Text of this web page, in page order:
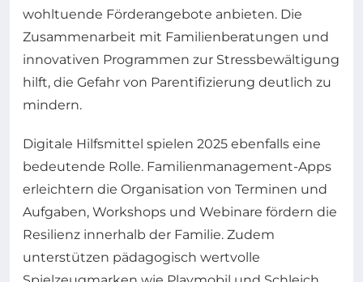
wohltuende Förderangebote anbieten. Die
Zusammenarbeit mit Familienberatungen und
innovativen Programmen zur Stressbewältigung
hilft, die Gefahr von Parentifizierung deutlich zu
mindern.
Digitale Hilfsmittel spielen 2025 ebenfalls eine
bedeutende Rolle. Familienmanagement-Apps
erleichtern die Organisation von Terminen und
Aufgaben, Workshops und Webinare fördern die
Resilienz innerhalb der Familie. Zudem
unterstützen pädagogisch wertvolle